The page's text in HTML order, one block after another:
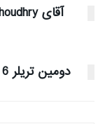
آقای Kareem Choudhry مایکروسافت را ترک کرد
دومین تریلر GTA 6 شامل چه مواردی خواهد بود؟